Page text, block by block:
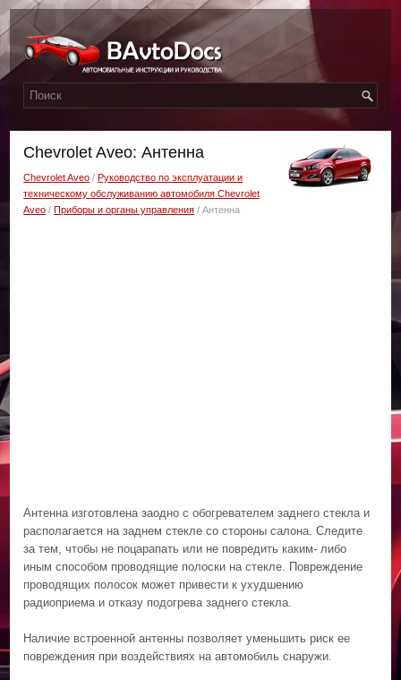
Chevrolet Aveo: Антенна
Chevrolet Aveo /Руководство по эксплуатации и
техническому обслуживанию автомобиля Chevrolet
Aveo /Приборы и органы управления / Антенна
Антенна изготовлена заодно с обогревателем заднего стекла и
располагается на заднем стекле со стороны салона. Следите
за тем, чтобы не поцарапать или не повредить каким- либо
иным способом проводящие полоски на стекле. Повреждение
проводящих полосок может привести к ухудшению
радиоприема и отказу подогрева заднего стекла.
Наличие встроенной антенны позволяет уменьшить риск ее
повреждения при воздействиях на автомобиль снаружи.